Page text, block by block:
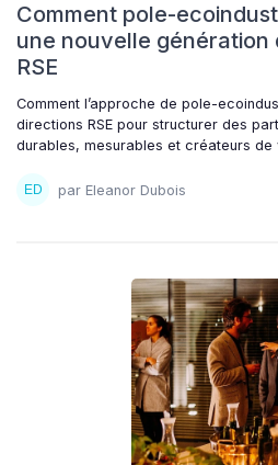
Comment pole-
une nouvelle génération
RSE
Comment l’approche de pole-
directions RSE pour structurer des
durables, mesurables et créateurs de
par Eleanor Dubois